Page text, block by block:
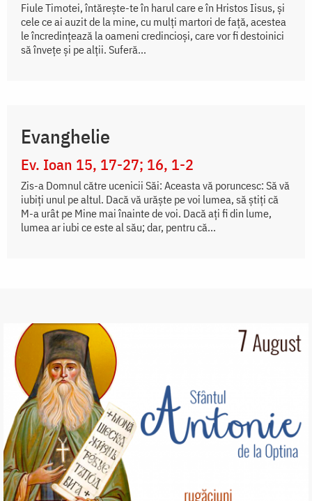
Fiule Timotei, întăreşte-te în harul care e în Hristos Iisus, şi
cele ce ai auzit de la mine, cu mulţi martori de faţă, acestea
le încredinţează la oameni credincioşi, care vor fi destoinici
să înveţe şi pe alţii. Suferă...
Evanghelie
Ev. Ioan 15, 17-27; 16, 1-2
Zis-a Domnul către ucenicii Săi: Aceasta vă poruncesc: Să vă
iubiți unul pe altul. Dacă vă urăște pe voi lumea, să știți că
M-a urât pe Mine mai înainte de voi. Dacă ați fi din lume,
lumea ar iubi ce este al său; dar, pentru că...